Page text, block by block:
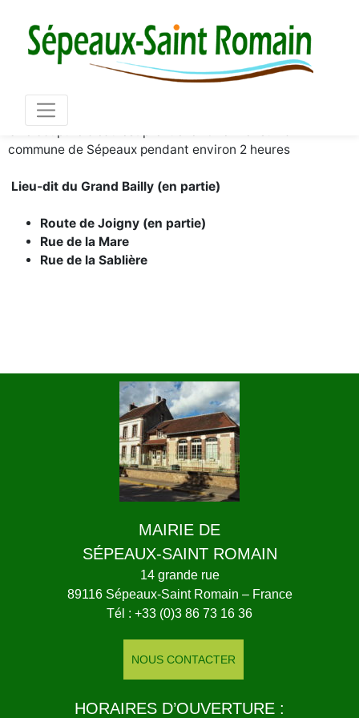
03 86 73 16 36
Une coupure d’eau est prévue le 16 février sur la
commune de Sépeaux pendant environ 2 heures
Lieu-dit du Grand Bailly (en partie)
Route de Joigny (en partie)
Rue de la Mare
Rue de la Sablière
MAIRIE DE
SÉPEAUX-SAINT ROMAIN
14 grande rue
89116 Sépeaux-Saint Romain – France
Tél : +33 (0)3 86 73 16 36
NOUS CONTACTER
HORAIRES D’OUVERTURE :